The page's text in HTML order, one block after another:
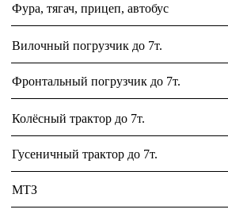
Фура, тягач, прицеп, автобус
Вилочный погрузчик до 7т.
Фронтальный погрузчик до 7т.
Колёсный трактор до 7т.
Гусеничный трактор до 7т.
МТЗ